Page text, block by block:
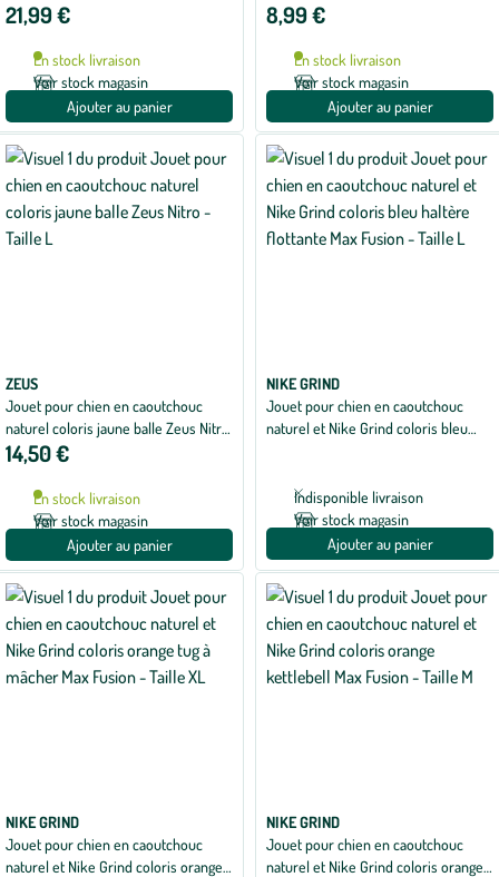
21,99 €
En stock livraison
Voir stock magasin
Ajouter au panier
35 cm
8,99 €
En stock livraison
Voir stock magasin
Ajouter au panier
ZEUS
Jouet pour chien en caoutchouc
naturel coloris jaune balle Zeus Nitro
- Taille L
14,50 €
En stock livraison
Voir stock magasin
Ajouter au panier
NIKE GRIND
Jouet pour chien en caoutchouc
naturel et Nike Grind coloris bleu
Indisponible livraison
Voir stock magasin
Ajouter au panier
NIKE GRIND
Jouet pour chien en caoutchouc
naturel et Nike Grind coloris orange
NIKE GRIND
Jouet pour chien en caoutchouc
naturel et Nike Grind coloris orange